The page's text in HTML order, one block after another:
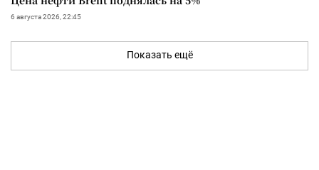
6 августа 2026, 22:45
Показать ещё